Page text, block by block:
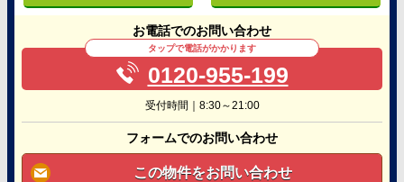
お電話でのお問い合わせ
タップで電話がかかります
0120-955-199
受付時間｜8:30～21:00
フォームでのお問い合わせ
この物件をお問い合わせ